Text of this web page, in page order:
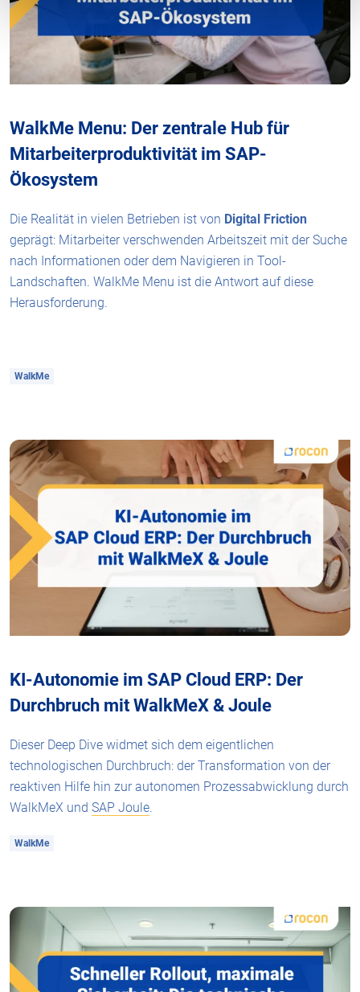
WalkMe Menu: Der zentrale Hub für
Mitarbeiterproduktivität im SAP-
Ökosystem
Die Realität in vielen Betrieben ist von Digital Friction
geprägt: Mitarbeiter verschwenden Arbeitszeit mit der Suche
nach Informationen oder dem Navigieren in Tool-
Landschaften. WalkMe Menu ist die Antwort auf diese
Herausforderung.
WalkMe
KI-Autonomie im SAP Cloud ERP: Der
Durchbruch mit WalkMeX & Joule
Dieser Deep Dive widmet sich dem eigentlichen
technologischen Durchbruch: der Transformation von der
reaktiven Hilfe hin zur autonomen Prozessabwicklung durch
WalkMeX und SAP Joule.
WalkMe